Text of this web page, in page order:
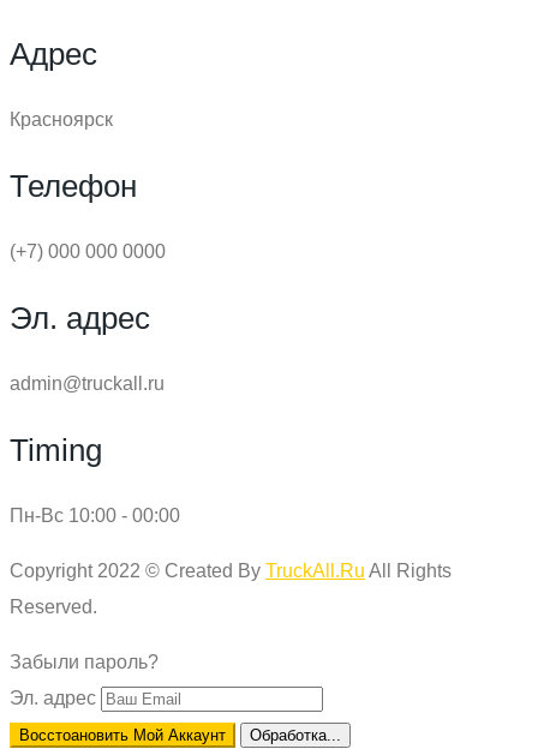
Адрес
Красноярск
Телефон
(+7) 000 000 0000
Эл. адрес
admin@truckall.ru
Timing
Пн-Вс 10:00 - 00:00
Copyright 2022 © Created By TruckAll.Ru All Rights
Reserved.
Забыли пароль?
Эл. адрес
Восстоановить Мой Аккаунт Обработка...